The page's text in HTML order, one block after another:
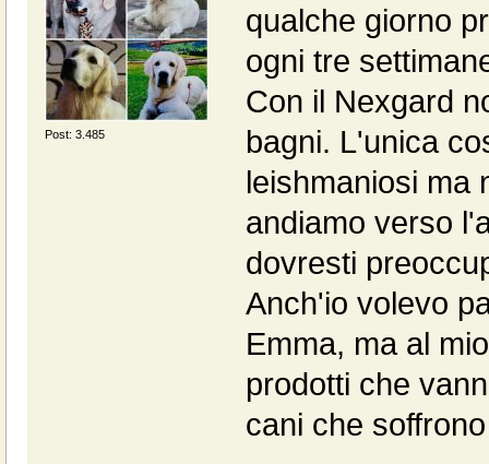
Post: 3.485
qualche giorno
ogni tre
Con il Nexgard
bagni. L'unica
leishmaniosi ma
andiamo verso
dovresti
Anch'io volevo
Emma, ma al
prodotti che
cani che